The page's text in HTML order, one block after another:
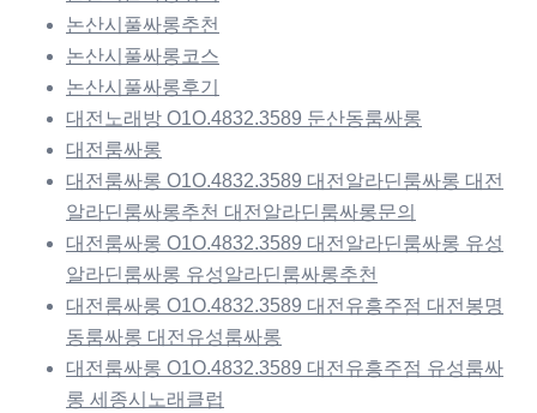
논산시풀싸롱추천
논산시풀싸롱코스
논산시풀싸롱후기
대전노래방 O1O.4832.3589 둔산동룸싸롱
대전룸싸롱
대전룸싸롱 O1O.4832.3589 대전알라딘룸싸롱 대전
알라딘룸싸롱추천 대전알라딘룸싸롱문의
대전룸싸롱 O1O.4832.3589 대전알라딘룸싸롱 유성
알라딘룸싸롱 유성알라딘룸싸롱추천
대전룸싸롱 O1O.4832.3589 대전유흥주점 대전봉명
동룸싸롱 대전유성룸싸롱
대전룸싸롱 O1O.4832.3589 대전유흥주점 유성룸싸
롱 세종시노래클럽